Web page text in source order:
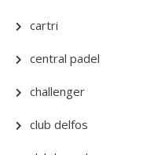
cartri
central padel
challenger
club delfos